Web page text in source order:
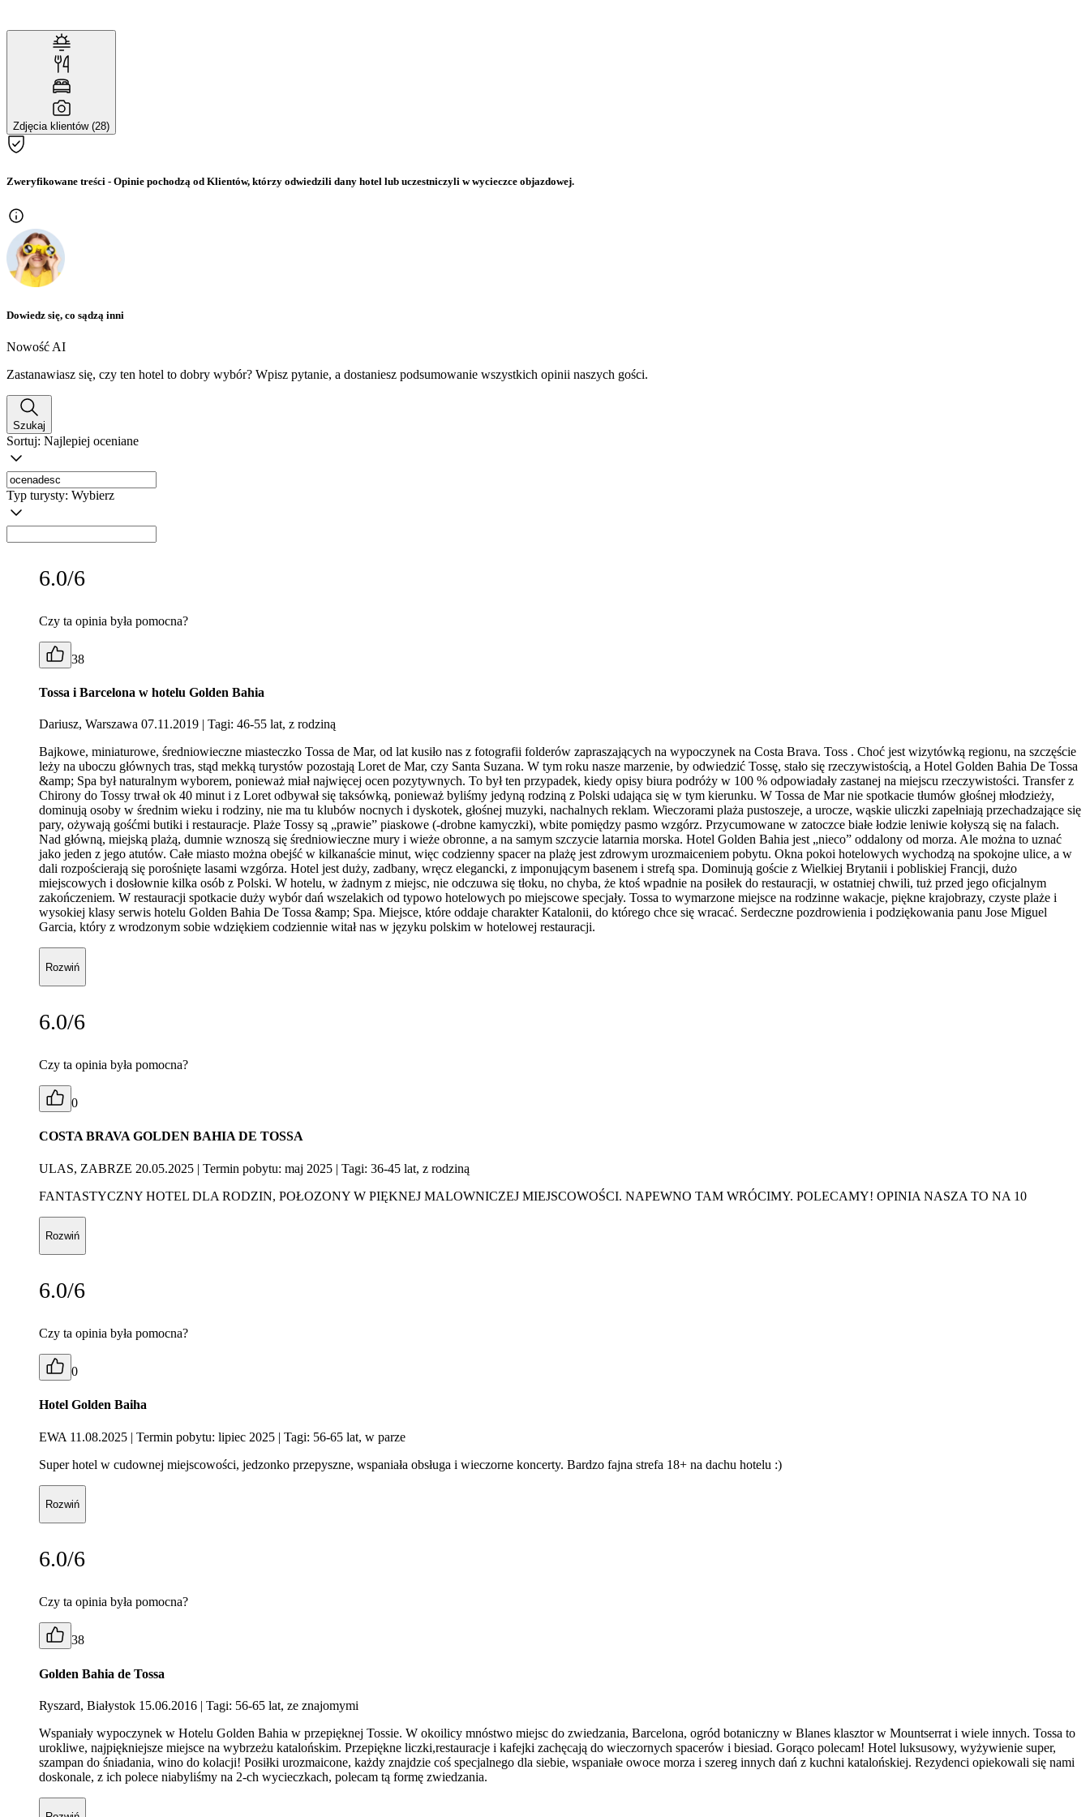
Zdjęcia klientów (28)
Zweryfikowane treści - Opinie pochodzą od Klientów, którzy odwiedzili dany hotel lub uczestniczyli w wycieczce objazdowej.
Dowiedz się, co sądzą inni
Nowość AI
Zastanawiasz się, czy ten hotel to dobry wybór? Wpisz pytanie, a dostaniesz podsumowanie wszystkich opinii naszych gości.
Szukaj
Sortuj: Najlepiej oceniane
Typ turysty: Wybierz
6.0/6
Czy ta opinia była pomocna?
38
Tossa i Barcelona w hotelu Golden Bahia
Dariusz, Warszawa 07.11.2019 | Tagi: 46-55 lat, z rodziną
Bajkowe, miniaturowe, średniowieczne miasteczko Tossa de Mar, od lat kusiło nas z fotografii folderów zapraszających na wypoczynek na Costa Brava. Toss . Choć jest wizytówką regionu, na szczęście
leży na uboczu głównych tras, stąd mekką turystów pozostają Loret de Mar, czy Santa Suzana. W tym roku nasze marzenie, by odwiedzić Tossę, stało się rzeczywistością, a Hotel Golden Bahia De Tossa
&amp; Spa był naturalnym wyborem, ponieważ miał najwięcej ocen pozytywnych. To był ten przypadek, kiedy opisy biura podróży w 100 % odpowiadały zastanej na miejscu rzeczywistości. Transfer z
Chirony do Tossy trwał ok 40 minut i z Loret odbywał się taksówką, ponieważ byliśmy jedyną rodziną z Polski udająca się w tym kierunku. W Tossa de Mar nie spotkacie tłumów głośnej młodzieży,
dominują osoby w średnim wieku i rodziny, nie ma tu klubów nocnych i dyskotek, głośnej muzyki, nachalnych reklam. Wieczorami plaża pustoszeje, a urocze, wąskie uliczki zapełniają przechadzające się
pary, ożywają gośćmi butiki i restauracje. Plaże Tossy są „prawie” piaskowe (-drobne kamyczki), wbite pomiędzy pasmo wzgórz. Przycumowane w zatoczce białe łodzie leniwie kołyszą się na falach.
Nad główną, miejską plażą, dumnie wznoszą się średniowieczne mury i wieże obronne, a na samym szczycie latarnia morska. Hotel Golden Bahia jest „nieco” oddalony od morza. Ale można to uznać
jako jeden z jego atutów. Całe miasto można obejść w kilkanaście minut, więc codzienny spacer na plażę jest zdrowym urozmaiceniem pobytu. Okna pokoi hotelowych wychodzą na spokojne ulice, a w
dali rozpościerają się porośnięte lasami wzgórza. Hotel jest duży, zadbany, wręcz elegancki, z imponującym basenem i strefą spa. Dominują goście z Wielkiej Brytanii i pobliskiej Francji, dużo
miejscowych i dosłownie kilka osób z Polski. W hotelu, w żadnym z miejsc, nie odczuwa się tłoku, no chyba, że ktoś wpadnie na posiłek do restauracji, w ostatniej chwili, tuż przed jego oficjalnym
zakończeniem. W restauracji spotkacie duży wybór dań wszelakich od typowo hotelowych po miejscowe specjały. Tossa to wymarzone miejsce na rodzinne wakacje, piękne krajobrazy, czyste plaże i
wysokiej klasy serwis hotelu Golden Bahia De Tossa &amp; Spa. Miejsce, które oddaje charakter Katalonii, do którego chce się wracać. Serdeczne pozdrowienia i podziękowania panu Jose Miguel
Garcia, który z wrodzonym sobie wdziękiem codziennie witał nas w języku polskim w hotelowej restauracji.
Rozwiń
6.0/6
Czy ta opinia była pomocna?
0
COSTA BRAVA GOLDEN BAHIA DE TOSSA
ULAS, ZABRZE 20.05.2025 | Termin pobytu: maj 2025 | Tagi: 36-45 lat, z rodziną
FANTASTYCZNY HOTEL DLA RODZIN, POŁOZONY W PIĘKNEJ MALOWNICZEJ MIEJSCOWOŚCI. NAPEWNO TAM WRÓCIMY. POLECAMY! OPINIA NASZA TO NA 10
Rozwiń
6.0/6
Czy ta opinia była pomocna?
0
Hotel Golden Baiha
EWA 11.08.2025 | Termin pobytu: lipiec 2025 | Tagi: 56-65 lat, w parze
Super hotel w cudownej miejscowości, jedzonko przepyszne, wspaniała obsługa i wieczorne koncerty. Bardzo fajna strefa 18+ na dachu hotelu :)
Rozwiń
6.0/6
Czy ta opinia była pomocna?
38
Golden Bahia de Tossa
Ryszard, Białystok 15.06.2016 | Tagi: 56-65 lat, ze znajomymi
Wspaniały wypoczynek w Hotelu Golden Bahia w przepięknej Tossie. W okoilicy mnóstwo miejsc do zwiedzania, Barcelona, ogród botaniczny w Blanes klasztor w Mountserrat i wiele innych. Tossa to
urokliwe, najpiękniejsze miejsce na wybrzeżu katalońskim. Przepiękne liczki,restauracje i kafejki zachęcają do wieczornych spacerów i biesiad. Gorąco polecam! Hotel luksusowy, wyżywienie super,
szampan do śniadania, wino do kolacji! Posiłki urozmaicone, każdy znajdzie coś specjalnego dla siebie, wspaniałe owoce morza i szereg innych dań z kuchni katalońskiej. Rezydenci opiekowali się nami
doskonale, z ich polece niabyliśmy na 2-ch wycieczkach, polecam tą formę zwiedzania.